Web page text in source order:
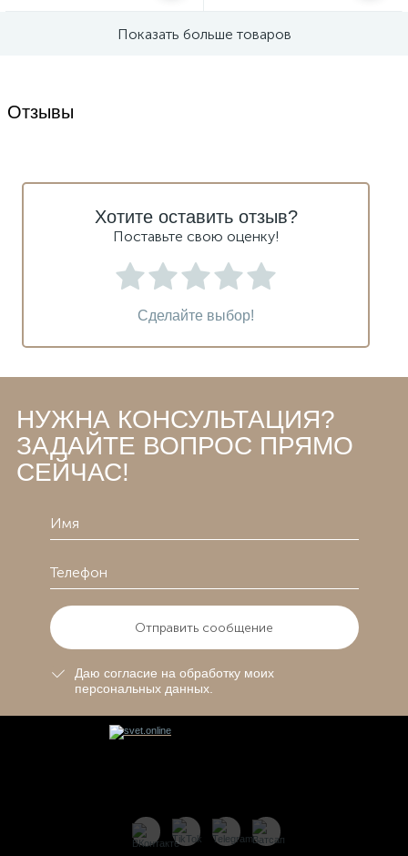
Показать больше товаров
Отзывы
Хотите оставить отзыв?
Поставьте свою оценку!
Сделайте выбор!
НУЖНА КОНСУЛЬТАЦИЯ?
ЗАДАЙТЕ ВОПРОС ПРЯМО
СЕЙЧАС!
Отправить сообщение
Даю согласие на обработку моих
персональных данных.